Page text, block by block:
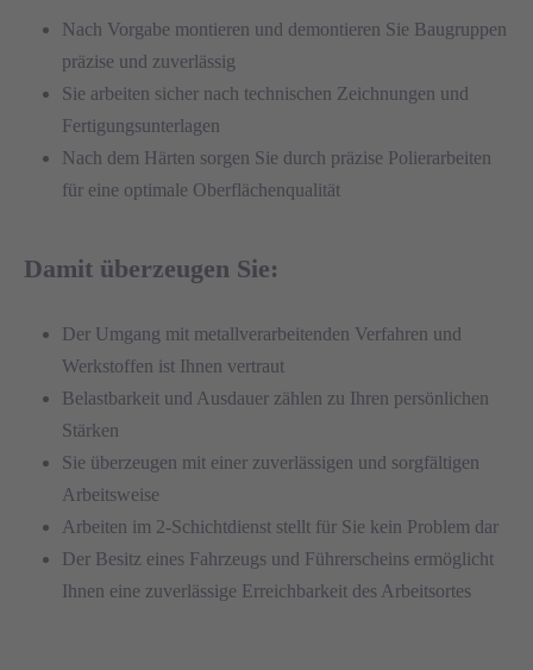
Nach Vorgabe montieren und demontieren Sie Baugruppen
präzise und zuverlässig
Sie arbeiten sicher nach technischen Zeichnungen und
Fertigungsunterlagen
Nach dem Härten sorgen Sie durch präzise Polierarbeiten
für eine optimale Oberflächenqualität
Damit überzeugen Sie:
Der Umgang mit metallverarbeitenden Verfahren und
Werkstoffen ist Ihnen vertraut
Belastbarkeit und Ausdauer zählen zu Ihren persönlichen
Stärken
Sie überzeugen mit einer zuverlässigen und sorgfältigen
Arbeitsweise
Arbeiten im 2-Schichtdienst stellt für Sie kein Problem dar
Der Besitz eines Fahrzeugs und Führerscheins ermöglicht
Ihnen eine zuverlässige Erreichbarkeit des Arbeitsortes